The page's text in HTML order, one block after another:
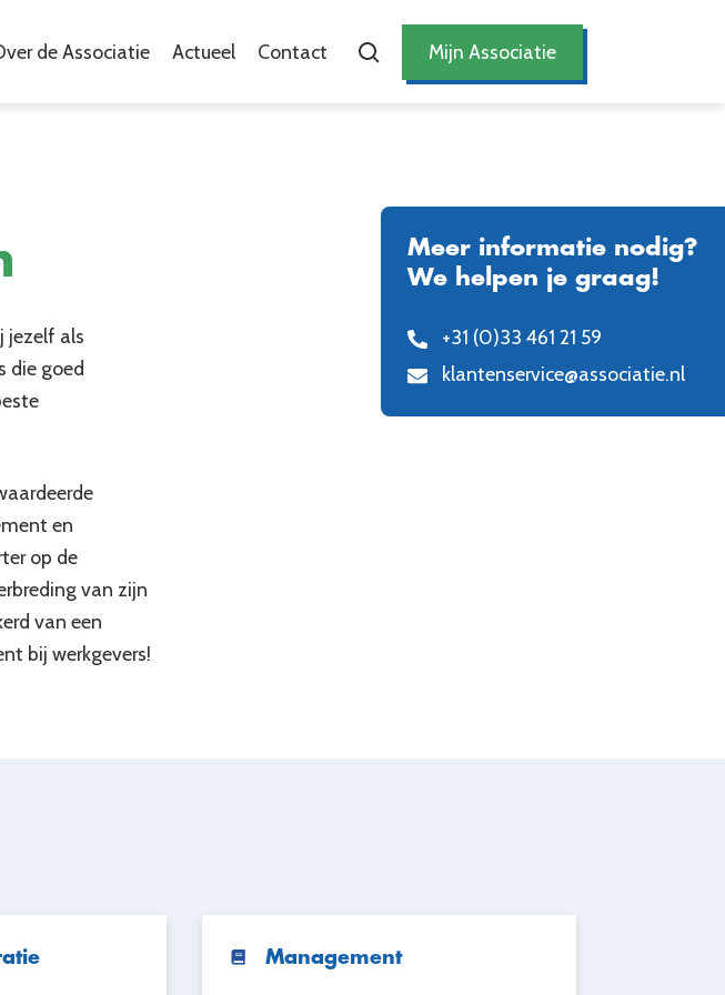
Mijn Associatie
de Associatie Actueel Contact
jezelf als
die goed
en
op de
van zijn
van een
bij werkgevers!
Meer informatie nodig?
We helpen je graag!
+31 (0)33 461 21 59
klantenservice@associatie.nl
Management